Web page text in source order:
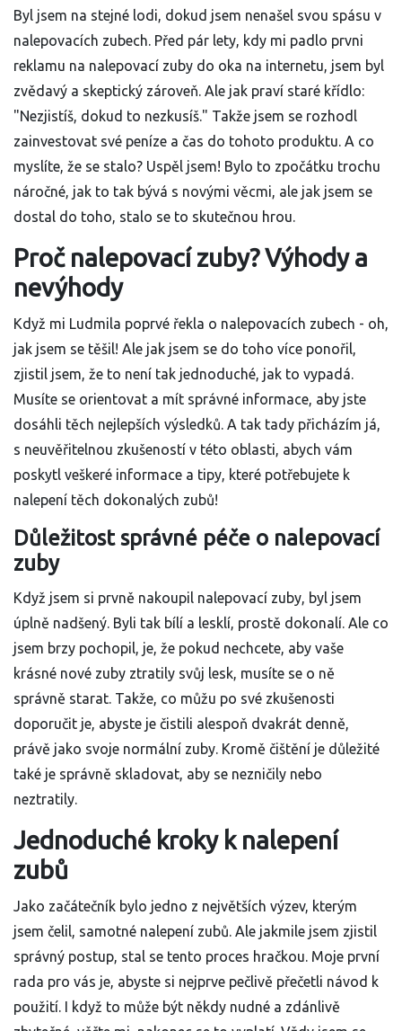
Byl jsem na stejné lodi, dokud jsem nenašel svou spásu v
nalepovacích zubech. Před pár lety, kdy mi padlo prvni
reklamu na nalepovací zuby do oka na internetu, jsem byl
zvědavý a skeptický zároveň. Ale jak praví staré křídlo:
"Nezjistíš, dokud to nezkusíš." Takže jsem se rozhodl
zainvestovat své peníze a čas do tohoto produktu. A co
myslíte, že se stalo? Uspěl jsem! Bylo to zpočátku trochu
náročné, jak to tak bývá s novými věcmi, ale jak jsem se
dostal do toho, stalo se to skutečnou hrou.
Proč nalepovací zuby? Výhody a
nevýhody
Když mi Ludmila poprvé řekla o nalepovacích zubech - oh,
jak jsem se těšil! Ale jak jsem se do toho více ponořil,
zjistil jsem, že to není tak jednoduché, jak to vypadá.
Musíte se orientovat a mít správné informace, aby jste
dosáhli těch nejlepších výsledků. A tak tady přicházím já,
s neuvěřitelnou zkušeností v této oblasti, abych vám
poskytl veškeré informace a tipy, které potřebujete k
nalepení těch dokonalých zubů!
Důležitost správné péče o nalepovací
zuby
Když jsem si prvně nakoupil nalepovací zuby, byl jsem
úplně nadšený. Byli tak bílí a lesklí, prostě dokonalí. Ale co
jsem brzy pochopil, je, že pokud nechcete, aby vaše
krásné nové zuby ztratily svůj lesk, musíte se o ně
správně starat. Takže, co můžu po své zkušenosti
doporučit je, abyste je čistili alespoň dvakrát denně,
právě jako svoje normální zuby. Kromě čištění je důležité
také je správně skladovat, aby se nezničily nebo
neztratily.
Jednoduché kroky k nalepení
zubů
Jako začátečník bylo jedno z největších výzev, kterým
jsem čelil, samotné nalepení zubů. Ale jakmile jsem zjistil
správný postup, stal se tento proces hračkou. Moje první
rada pro vás je, abyste si nejprve pečlivě přečetli návod k
použití. I když to může být někdy nudné a zdánlivě